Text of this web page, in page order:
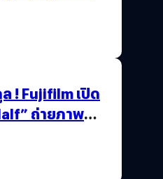
! Fujifilm เปิด
ถ่ายภาพ